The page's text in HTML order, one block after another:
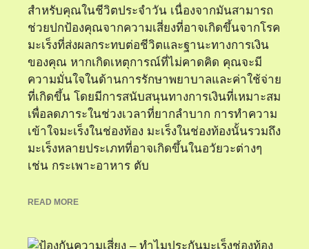
สำหรับคุณในชีวิตประจำวัน เนื่องจากมันสามารถ
ช่วยปกป้องคุณจากความเสี่ยงที่อาจเกิดขึ้นจากโรค
มะเร็งที่ส่งผลกระทบต่อชีวิตและฐานะทางการเงิน
ของคุณ หากเกิดเหตุการณ์ที่ไม่คาดคิด คุณจะมี
ความมั่นใจในด้านการรักษาพยาบาลและค่าใช้จ่าย
ที่เกิดขึ้น โดยมีการสนับสนุนทางการเงินที่เหมาะสม
เพื่อลดภาระในช่วงเวลาที่ยากลำบาก การทำความ
เข้าใจมะเร็งในช่องท้อง มะเร็งในช่องท้องนั้นรวมถึง
มะเร็งหลายประเภทที่อาจเกิดขึ้นในอวัยวะต่างๆ
เช่น กระเพาะอาหาร ตับ
READ MORE